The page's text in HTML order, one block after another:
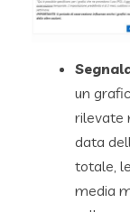
un
rilevate
data
totale,
media